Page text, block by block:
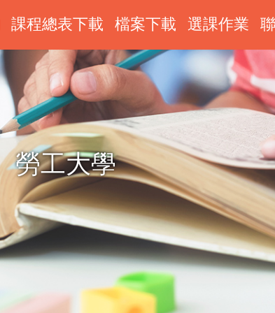
課程總表下載 檔案下載 選課作業
勞工大學